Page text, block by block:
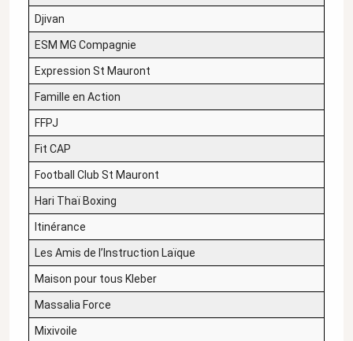
Djivan
ESM MG Compagnie
Expression St Mauront
Famille en Action
FFPJ
Fit CAP
Football Club St Mauront
Hari Thaï Boxing
Itinérance
Les Amis de l’Instruction Laïque
Maison pour tous Kleber
Massalia Force
Mixivoile